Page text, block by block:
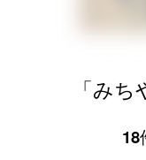
「み
18